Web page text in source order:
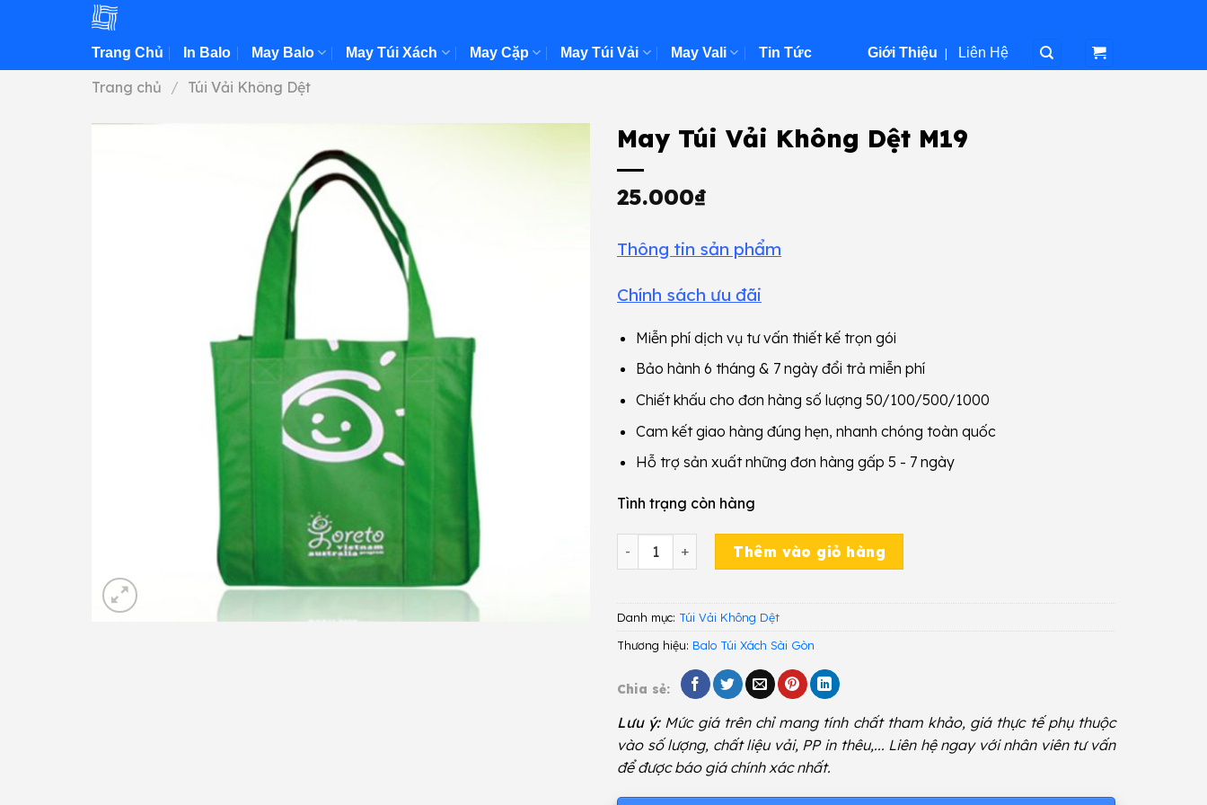
Trang Chủ In Balo May Balo May Túi Xách May Cặp May Túi Vải May Vali Tin Tức Giới Thiệu | Liên Hệ
Trang chủ / Túi Vải Không Dệt
May Túi Vải Không Dệt M19
25.000₫
Thông tin sản phẩm
Chính sách ưu đãi
Miễn phí dịch vụ tư vấn thiết kế trọn gói
Bảo hành 6 tháng & 7 ngày đổi trả miễn phí
Chiết khấu cho đơn hàng số lượng 50/100/500/1000
Cam kết giao hàng đúng hẹn, nhanh chóng toàn quốc
Hỗ trợ sản xuất những đơn hàng gấp 5 - 7 ngày
Tình trạng còn hàng
May Túi Vải Không Dệt M19 số lượng
Thêm vào giỏ hàng
Danh mục: Túi Vải Không Dệt
Thương hiệu: Balo Túi Xách Sài Gòn
Chia sẻ:
Lưu ý:Mức giá trên chỉ mang tính chất tham khảo, giá thực tế phụ thuộc
vào số lượng, chất liệu vải, PP in thêu,... Liên hệ ngay với nhân viên tư vấn
để được báo giá chính xác nhất.